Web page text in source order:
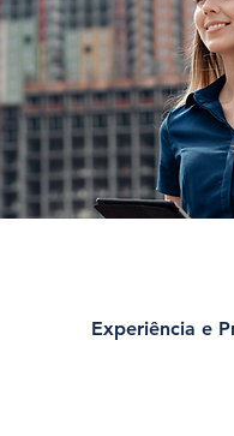
Experiência e